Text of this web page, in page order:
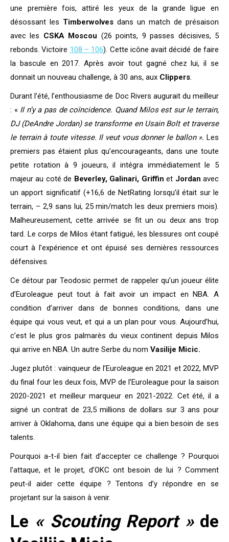
une première fois, attiré les yeux de la grande ligue en
désossant les Timberwolves dans un match de présaison
avec les CSKA Moscou (26 points, 9 passes décisives, 5
rebonds. Victoire 108 – 106). Cette icône avait décidé de faire
la bascule en 2017. Après avoir tout gagné chez lui, il se
donnait un nouveau challenge, à 30 ans, aux Clippers.
Durant l’été, l’enthousiasme de Doc Rivers augurait du meilleur
: « Il n’y a pas de coïncidence. Quand Milos est sur le terrain,
DJ (DeAndre Jordan) se transforme en Usain Bolt et traverse
le terrain à toute vitesse. Il veut vous donner le ballon ». Les
premiers pas étaient plus qu’encourageants, dans une toute
petite rotation à 9 joueurs, il intégra immédiatement le 5
majeur au coté de Beverley, Galinari, Griffin et Jordan avec
un apport significatif (+16,6 de NetRating lorsqu’il était sur le
terrain, – 2,9 sans lui, 25 min/match les deux premiers mois).
Malheureusement, cette arrivée se fit un ou deux ans trop
tard. Le corps de Milos étant fatigué, les blessures ont coupé
court à l’expérience et ont épuisé ses dernières ressources
défensives.
Ce détour par Teodosic permet de rappeler qu’un joueur élite
d’Euroleague peut tout à fait avoir un impact en NBA. A
condition d’arriver dans de bonnes conditions, dans une
équipe qui vous veut, et qui a un plan pour vous. Aujourd’hui,
c’est le plus gros palmarès du vieux continent depuis Milos
qui arrive en NBA. Un autre Serbe du nom Vasilije Micic.
Jugez plutôt : vainqueur de l’Euroleague en 2021 et 2022, MVP
du final four les deux fois, MVP de l’Euroleague pour la saison
2020-2021 et meilleur marqueur en 2021-2022. Cet été, il a
signé un contrat de 23,5 millions de dollars sur 3 ans pour
arriver à Oklahoma, dans une équipe qui a bien besoin de ses
talents.
Pourquoi a-t-il bien fait d’accepter ce challenge ? Pourquoi
l’attaque, et le projet, d’OKC ont besoin de lui ? Comment
peut-il aider cette équipe ? Tentons d’y répondre en se
projetant sur la saison à venir.
Le « Scouting Report »de